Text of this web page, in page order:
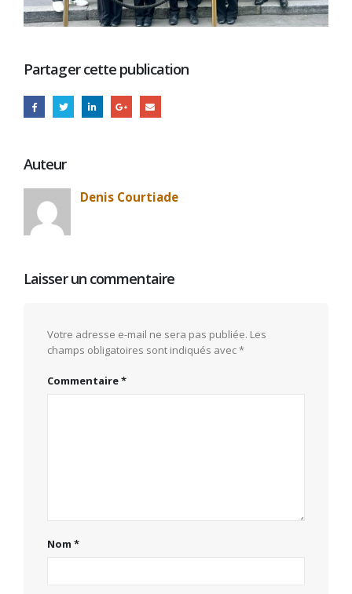
Partager cette publication
Auteur
Denis Courtiade
Laisser un commentaire
Votre adresse e-mail ne sera pas publiée. Les
champs obligatoires sont indiqués avec*
Commentaire*
Nom *